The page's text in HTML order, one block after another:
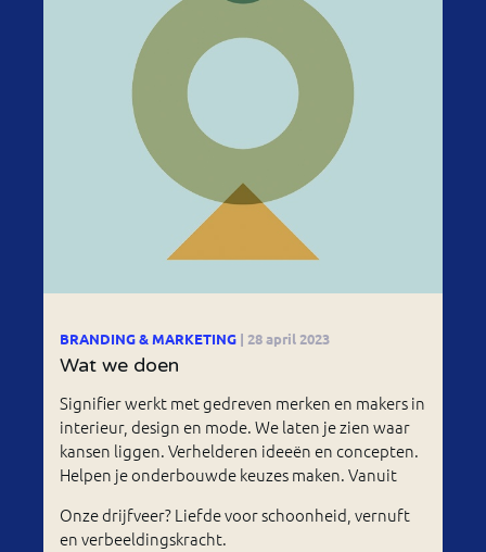
BRANDING & MARKETING | 28 april 2023
Wat we doen
Signifier werkt met gedreven merken en makers in
interieur, design en mode. We laten je zien waar
kansen liggen. Verhelderen ideeën en concepten.
Helpen je onderbouwde keuzes maken. Vanuit
Onze drijfveer? Liefde voor schoonheid, vernuft
en verbeeldingskracht.